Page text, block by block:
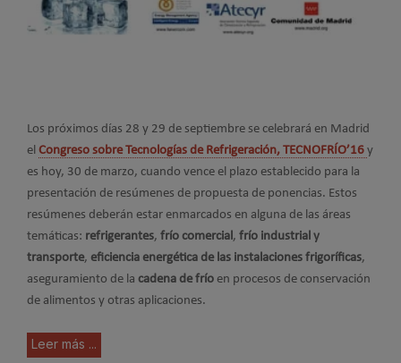
Los próximos días 28 y 29 de septiembre se celebrará en Madrid
el Congreso sobre Tecnologías de Refrigeración, TECNOFRÍO’16 y
es hoy, 30 de marzo, cuando vence el plazo establecido para la
presentación de resúmenes de propuesta de ponencias. Estos
resúmenes deberán estar enmarcados en alguna de las áreas
temáticas: refrigerantes, frío comercial, frío industrial y
transporte, eficiencia energética de las instalaciones frigoríficas,
aseguramiento de la cadena de frío en procesos de conservación
de alimentos y otras aplicaciones.
Leer más ...